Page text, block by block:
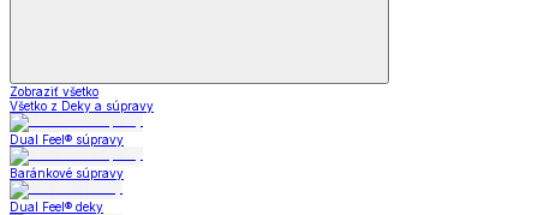
Zobraziť všetko
Všetko z Deky a súpravy
Dual Feel® súpravy
Baránkové súpravy
Dual Feel® deky